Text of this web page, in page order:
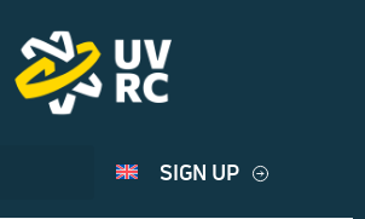
SIGN UP